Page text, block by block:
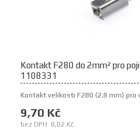
Kontakt F280 do 2mm² pro
1108331
Kontakt velikosti F280 (2,8 mm) pro
9,70 Kč
bez DPH: 8,02 Kč